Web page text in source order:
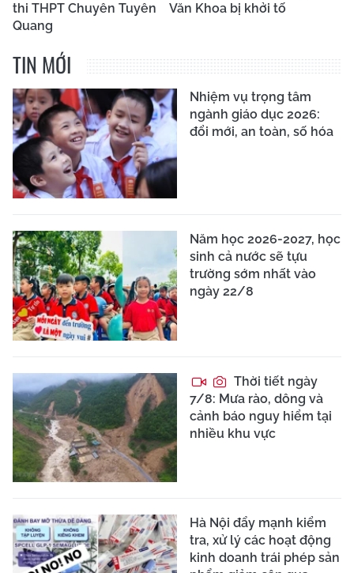
thi THPT Chuyên Tuyên
Quang
Văn Khoa bị khởi tố
TIN MỚI
Nhiệm vụ trọng tâm
ngành giáo dục 2026:
đổi mới, an toàn, số hóa
Năm học 2026-2027, học
sinh cả nước sẽ tựu
trường sớm nhất vào
ngày 22/8
Thời tiết ngày
7/8: Mưa rào, dông và
cảnh báo nguy hiểm tại
nhiều khu vực
Hà Nội đẩy mạnh kiểm
tra, xử lý các hoạt động
kinh doanh trái phép sản